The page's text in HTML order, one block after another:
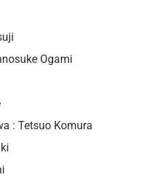
Ogami
: Tetsuo Komura